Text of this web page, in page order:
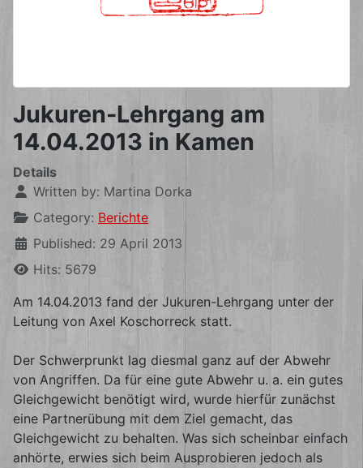
Jukuren-Lehrgang am
14.04.2013 in Kamen
Details
Written by: Martina Dorka
Category: Berichte
Published: 29 April 2013
Hits: 5679
Am 14.04.2013 fand der Jukuren-Lehrgang unter der
Leitung von Axel Koschorreck statt.
Der Schwerprunkt lag diesmal ganz auf der Abwehr
von Angriffen. Da für eine gute Abwehr u. a. ein gutes
Gleichgewicht benötigt wird, wurde hierfür zunächst
eine Partnerübung mit dem Ziel gemacht, das
Gleichgewicht zu behalten. Was sich scheinbar einfach
anhörte, erwies sich beim Ausprobieren jedoch als